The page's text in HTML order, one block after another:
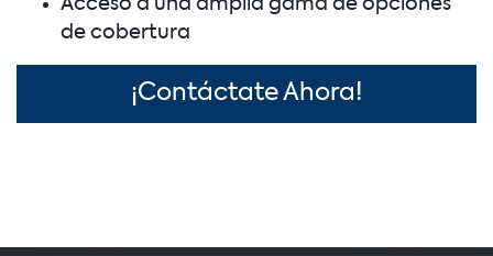
Acceso a una amplia gama de opciones
de cobertura
¡Contáctate Ahora!